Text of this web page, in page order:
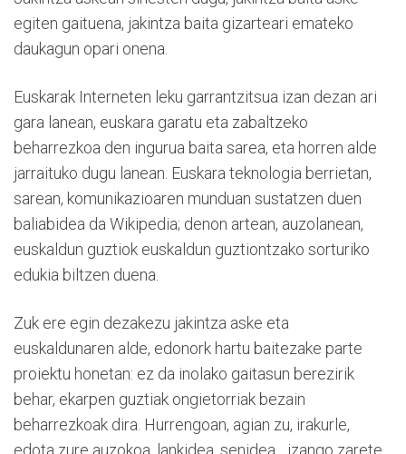
egiten gaituena, jakintza baita gizarteari emateko
daukagun opari onena.
Euskarak Interneten leku garrantzitsua izan dezan ari
gara lanean, euskara garatu eta zabaltzeko
beharrezkoa den ingurua baita sarea, eta horren alde
jarraituko dugu lanean. Euskara teknologia berrietan,
sarean, komunikazioaren munduan sustatzen duen
baliabidea da Wikipedia; denon artean, auzolanean,
euskaldun guztiok euskaldun guztiontzako sorturiko
edukia biltzen duena.
Zuk ere egin dezakezu jakintza aske eta
euskaldunaren alde, edonork hartu baitezake parte
proiektu honetan: ez da inolako gaitasun berezirik
behar, ekarpen guztiak ongietorriak bezain
beharrezkoak dira. Hurrengoan, agian zu, irakurle,
edota zure auzokoa, lankidea, senidea... izango zarete